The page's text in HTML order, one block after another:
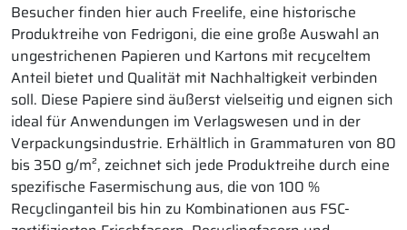
Besucher finden hier auch Freelife, eine historische
Produktreihe von Fedrigoni, die eine große Auswahl an
ungestrichenen Papieren und Kartons mit recyceltem
Anteil bietet und Qualität mit Nachhaltigkeit verbinden
soll. Diese Papiere sind äußerst vielseitig und eignen sich
ideal für Anwendungen im Verlagswesen und in der
Verpackungsindustrie. Erhältlich in Grammaturen von 80
bis 350 g/m², zeichnet sich jede Produktreihe durch eine
spezifische Fasermischung aus, die von 100 %
Recyclinganteil bis hin zu Kombinationen aus FSC-